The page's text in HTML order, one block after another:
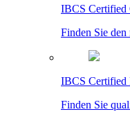
IBCS Certified
Finden Sie
IBCS Certified
Finden Sie